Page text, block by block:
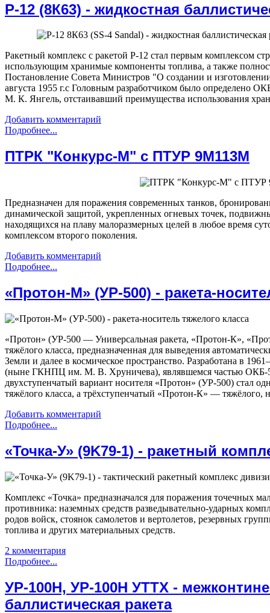
Р-12 (8К63) - жидкостная
Ракетный комплекс с ракетой Р-12 стал первым комплексом
использующим хранимые компоненты топлива, а также
Постановление Совета Министров "О создании и
августа 1955 г.с Головным разработчиком было определено
М. К. Янгель, отстаивавший преимущества использования
Добавить комментарий
Подробнее...
ПТРК "Конкурс-М" с ПТУР 9М113М
Предназначен для поражения современных танков,
динамической защитой, укрепленных огневых точек,
находящихся на плаву малоразмерных целей в любое время
комплексом второго поколения.
Добавить комментарий
Подробнее...
«Протон-М» (УР-500) - ракета-
«Протон» (УР-500 — Универсальная ракета, «Протон-К»,
тяжёлого класса, предназначенная для выведения
Земли и далее в космическое пространство. Разработана в
(ныне ГКНПЦ им. М. В. Хруничева), являвшемся частью ОКБ-
двухступенчатый вариант носителя «Протон» (УР-500) стал
тяжёлого класса, а трёхступенчатый «Протон-К» — тяжёлого,
Добавить комментарий
Подробнее...
«Точка-У» (9K79-1) - ракетный
Комплекс «Точка» предназначался для поражения точечных
противника: наземных средств разведывательно-ударных
родов войск, стоянок самолетов и вертолетов, резервных
топлива и других материальных средств.
2 комментария
Подробнее...
УР-100Н, УР-100Н УТТХ -
баллистическая ракета